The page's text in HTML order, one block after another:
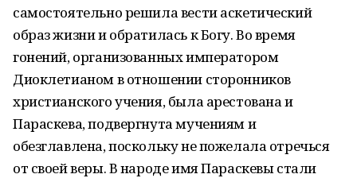
самостоятельно решила вести аскетический
образ жизни и обратилась к Богу. Во время
гонений, организованных императором
Диоклетианом в отношении сторонников
христианского учения, была арестована и
Параскева, подвергнута мучениям и
обезглавлена, поскольку не пожелала отречься
от своей веры. В народе имя Параскевы стали